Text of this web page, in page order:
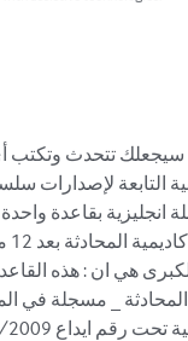
تتحدث وتكتب أي
التابعة لإصدارات
1007/3/2009 وحقوقها محفوظة